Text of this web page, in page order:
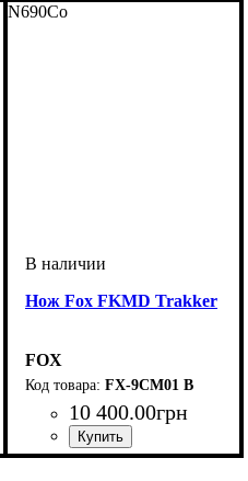
N690Co
Нож Fox FKMD Trakker
FOX
FX-9CM01 B
10 400.00грн